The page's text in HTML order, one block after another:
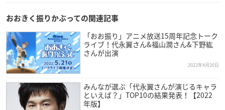
配信視聴チケット 昼・夜：各2,500円（税込/各種手数料別）
配信視聴チケット 昼・夜通し：4,200円（税込/各種手数料
別）
【来場チケット抽選受付日程】
プレリクエスト抽選先行
2022年4月20日(水)12：00〜4月26日(火)23:59
おおきく振りかぶっての関連記事
「おお振り」アニメ放送15周年記念トーク
ライブ！代永翼さん&福山潤さん&下野紘
さんが出演
2022年4月20日
みんなが選ぶ「代永翼さんが演じるキャラ
といえば？」TOP10の結果発表！【2022
年版】